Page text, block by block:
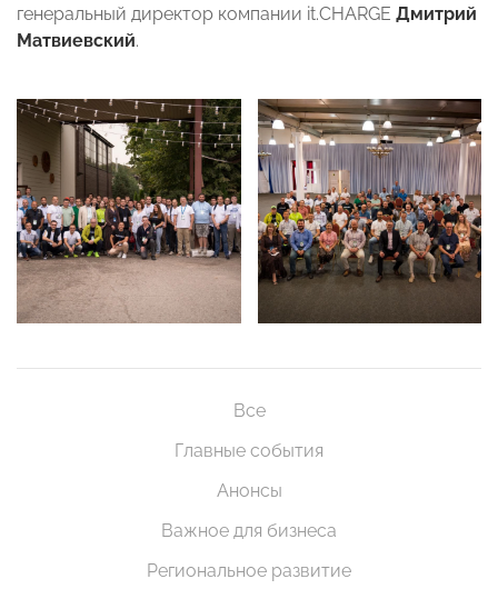
генеральный директор компании it.CHARGE Дмитрий
Матвиевский.
Все
Главные события
Анонсы
Важное для бизнеса
Региональное развитие